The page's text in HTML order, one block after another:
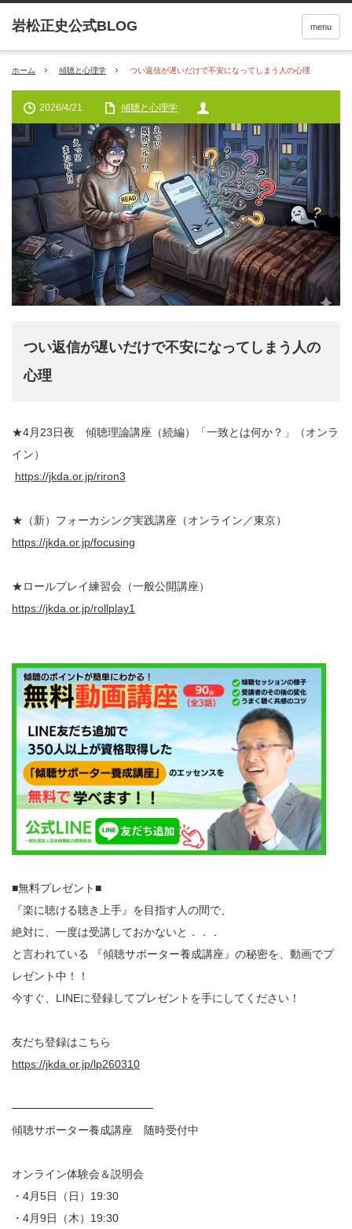
menu
ホーム 傾聴と心理学 つい返信が遅いだけで不安になってしまう人の心理
2026/4/21 傾聴と心理学
つい返信が遅いだけで不安になってしまう人の
心理
★4月23日夜 傾聴理論講座（続編）「一致とは何か？」（オンラ
イン）
https://jkda.or.jp/riron3
★（新）フォーカシング実践講座（オンライン／東京）
https://jkda.or.jp/focusing
★ロールプレイ練習会（一般公開講座）
https://jkda.or.jp/rollplay1
■無料プレゼント■
『楽に聴ける聴き上手』を目指す人の間で、
絶対に、一度は受講しておかないと．．．
と言われている 『傾聴サポーター養成講座』の秘密を、動画でプ
レゼント中！！
今すぐ、LINEに登録してプレゼントを手にしてください！
友だち登録はこちら
https://jkda.or.jp/lp260310
──────────────────
傾聴サポーター養成講座 随時受付中
オンライン体験会＆説明会
・4月5日（日）19:30
・4月9日（木）19:30